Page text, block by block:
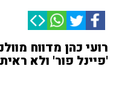
'פיינל פור' ולא